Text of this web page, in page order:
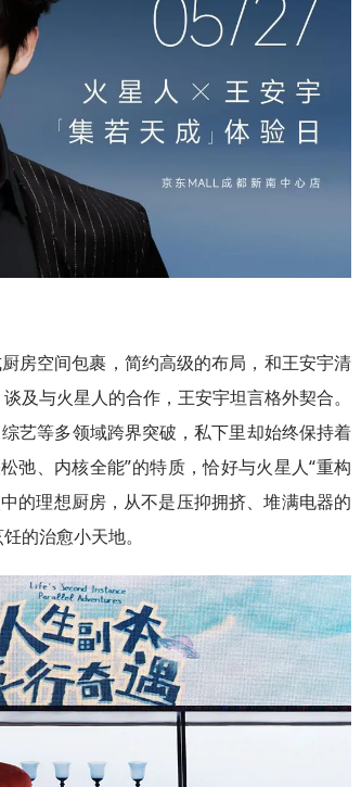
房空间包裹，简约高级的布局，和王安宇清
及与火星人的合作，王安宇坦言格外契合。
艺等多领域跨界突破，私下里却始终保持着
弛、内核全能”的特质，恰好与火星人“重构
的理想厨房，从不是压抑拥挤、堆满电器的
的治愈小天地。